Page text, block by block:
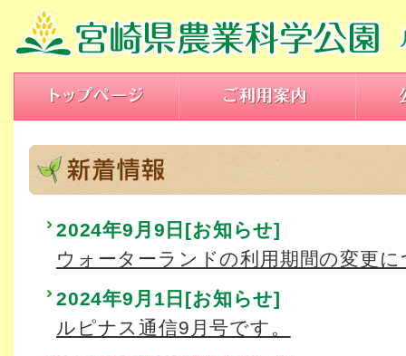
2024年9月9日[お知らせ]
ウォーターランドの利用期間の変更
2024年9月1日[お知らせ]
ルピナス通信9月号です。